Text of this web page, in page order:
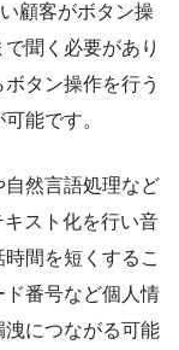
顧客がボタン操
聞く必要があり
タン操作を行う
能です。
然言語処理など
スト化を行い音
間を短くするこ
ド番号など個人情
につながる可能